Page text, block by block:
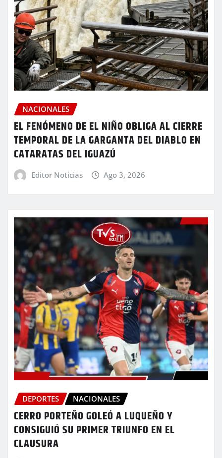
NACIONALES
EL FENÓMENO DE EL NIÑO OBLIGA AL CIERRE
TEMPORAL DE LA GARGANTA DEL DIABLO EN
CATARATAS DEL IGUAZÚ
Editor Noticias Ago 3, 2026
DEPORTES NACIONALES
CERRO PORTEÑO GOLEÓ A LUQUEÑO Y
CONSIGUIÓ SU PRIMER TRIUNFO EN EL
CLAUSURA